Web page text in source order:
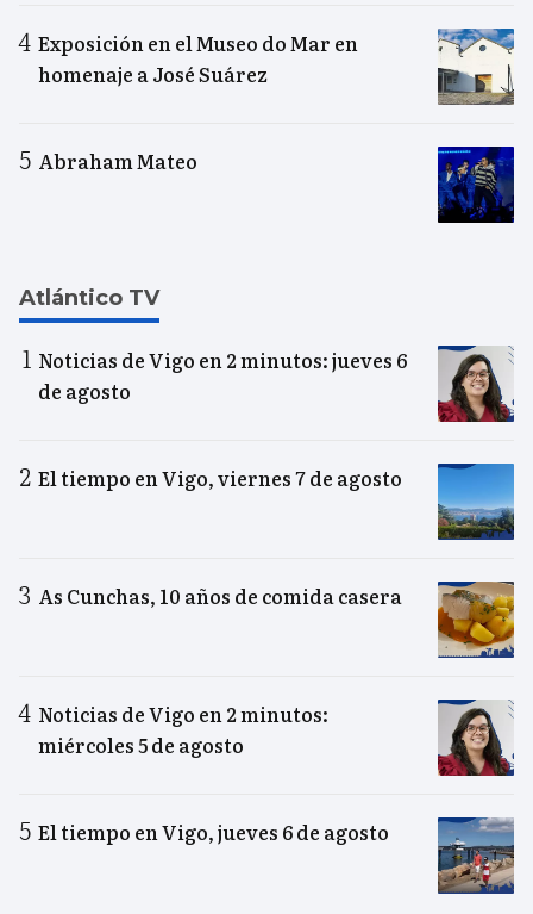
Exposición en el Museo do Mar en
homenaje a José Suárez
Abraham Mateo
Atlántico TV
Noticias de Vigo en 2 minutos: jueves 6
de agosto
El tiempo en Vigo, viernes 7 de agosto
As Cunchas, 10 años de comida casera
Noticias de Vigo en 2 minutos:
miércoles 5 de agosto
El tiempo en Vigo, jueves 6 de agosto